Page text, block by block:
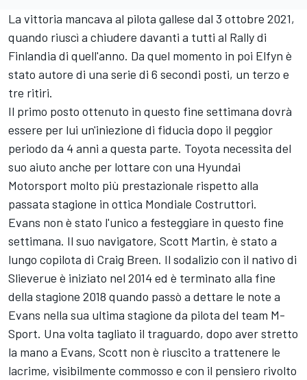
La vittoria mancava al pilota gallese dal 3 ottobre 2021,
quando riuscì a chiudere davanti a tutti al Rally di
Finlandia di quell'anno. Da quel momento in poi Elfyn è
stato autore di una serie di 6 secondi posti, un terzo e
tre ritiri.
Il primo posto ottenuto in questo fine settimana dovrà
essere per lui un'iniezione di fiducia dopo il peggior
periodo da 4 anni a questa parte. Toyota necessita del
suo aiuto anche per lottare con una Hyundai
Motorsport molto più prestazionale rispetto alla
passata stagione in ottica Mondiale Costruttori.
Evans non è stato l'unico a festeggiare in questo fine
settimana. Il suo navigatore, Scott Martin, è stato a
lungo copilota di Craig Breen. Il sodalizio con il nativo di
Slieverue è iniziato nel 2014 ed è terminato alla fine
della stagione 2018 quando passò a dettare le note a
Evans nella sua ultima stagione da pilota del team M-
Sport. Una volta tagliato il traguardo, dopo aver stretto
la mano a Evans, Scott non è riuscito a trattenere le
lacrime, visibilmente commosso e con il pensiero rivolto